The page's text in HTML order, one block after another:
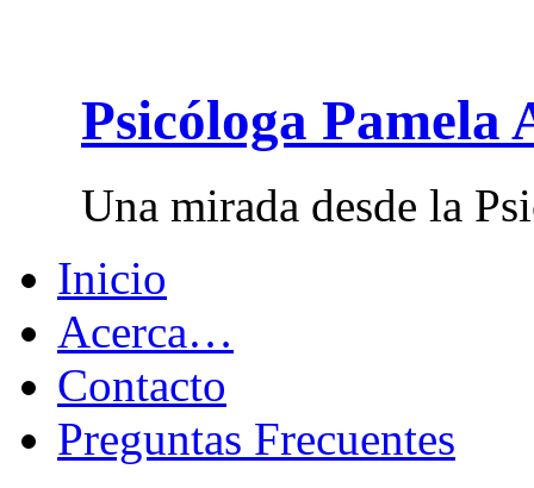
Psicóloga Pamela
Una mirada desde la
Inicio
Acerca…
Contacto
Preguntas Frecuentes